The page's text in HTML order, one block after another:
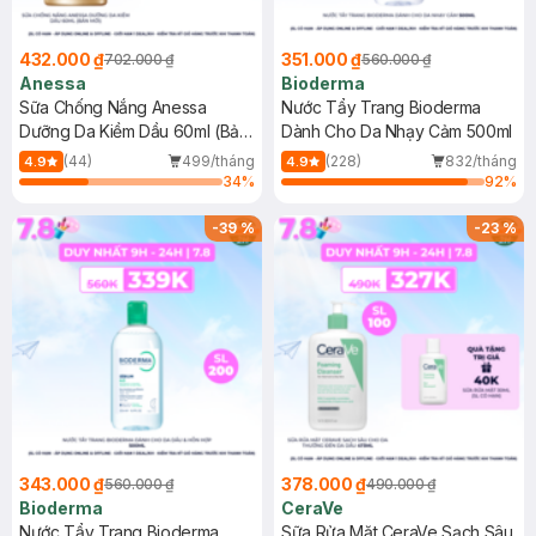
432.000 ₫702.000 ₫
Anessa
Sữa Chống Nắng Anessa
Dưỡng Da Kiềm Dầu 60ml (Bản
Mới)
4.9 (44)
499/tháng
34%
351.000 ₫560.000 ₫
Bioderma
Nước Tẩy Trang Bioderma
Dành Cho Da Nhạy Cảm 500ml
4.9 (228)
832/tháng
92%
-39%
343.000 ₫560.000 ₫
Bioderma
Nước Tẩy Trang Bioderma
-23%
378.000 ₫490.000 ₫
CeraVe
Sữa Rửa Mặt CeraVe Sạch Sâu